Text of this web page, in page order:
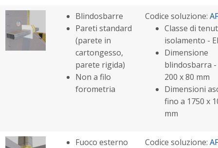
Blindosbarre
Pareti standard
(parete in
cartongesso,
parete rigida)
Non a filo
forometria
Codice soluzione:
Classe di
isolamento -
Dimensione
blindosbarra
200 x 80 mm
Dimensioni
fino a 1750 x
mm
Fuoco esterno
Codice soluzione: